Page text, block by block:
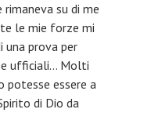
su di me
le mie forze mi
prova per
ufficiali… Molti
potesse essere a
di Dio da